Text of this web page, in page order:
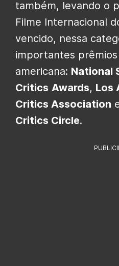
também, levando o
Filme Internacional
vencido, nessa
importantes
americana: National
Critics Awards, Los
Critics Association
Critics Circle.